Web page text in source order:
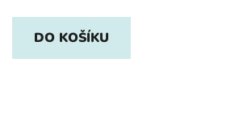
DO KOŠÍKU